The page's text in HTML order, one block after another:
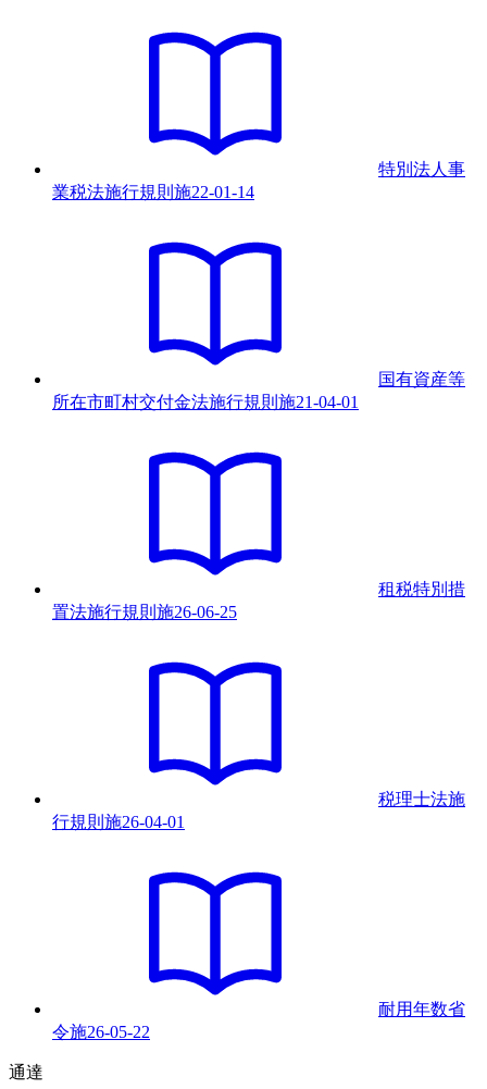
特別法人事
業税法施行規則 施22-01-14
国有資産等
所在市町村交付金法施行規則 施21-04-01
租税特別措
置法施行規則 施26-06-25
税理士法施
行規則 施26-04-01
耐用年数省
令施26-05-22
通達